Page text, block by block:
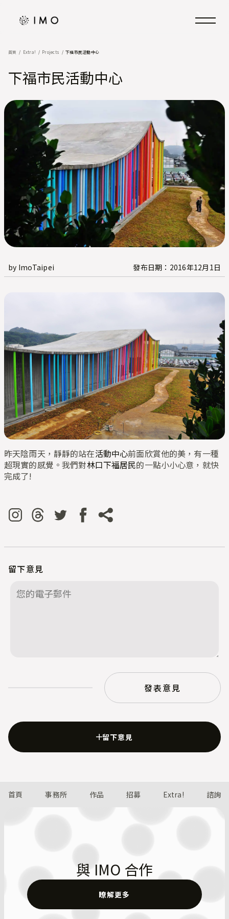
首頁 Extra! Projects 下福市民活動中心
下福市民活動中心
by ImoTaipei 發布日期：2016年12月1日
昨天陰雨天，靜靜的站在活動中心前面欣賞他的美，有一種
超現實的感覺。我們對林口下福居民的一點小小心意，就快
完成了!
留下意見
發表意見
留下意見
首頁 事務所 作品 招募 Extra! 諮詢
與 IMO 合作
瞭解更多